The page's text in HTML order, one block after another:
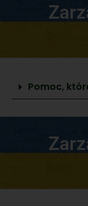
Pomoc,